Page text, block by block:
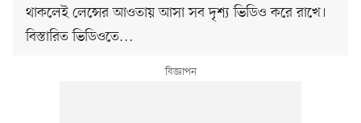
থাকলেই লেন্সের আওতায় আসা সব দৃশ্য ভিডিও করে রাখে।
বিস্তারিত ভিডিওতে…